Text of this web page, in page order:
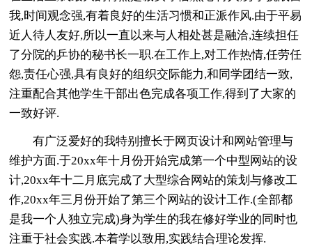
我,时间观念强,有着良好的生活习惯和正派作风.由于平易
近人待人友好,所以一直以来与人相处甚是融洽,连续担任
了分院的乒协的秘书长一职.在工作上,对工作热情,任劳任
怨,责任心强,具有良好的组织交际能力,和同学团结一致,
注重配合其他学生干部出色完成各项工作,得到了大家的
一致好评.
有广泛爱好的我特别擅长于网页设计和网站管理与
维护方面.于20xx年十月份开始完成第一个中型网站的设
计,20xx年十二月底完成了大型综合网站的策划与修改工
作,20xx年三月份开始了第三个网站的设计工作.(全部都
是我一个人独立完成)身为学生的我在修好学业的同时也
注重于社会实践.本着学以致用,实践结合理论发挥.